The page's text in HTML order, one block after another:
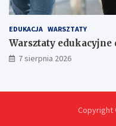
EDUKACJA WARSZTATY
Warsztaty edukacyjne
7 sierpnia 2026
Copyright